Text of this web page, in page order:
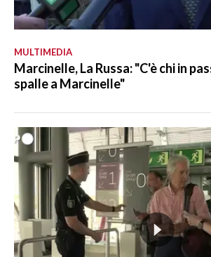
MULTIMEDIA
Marcinelle, La Russa: "C'è chi in
spalle a Marcinelle"